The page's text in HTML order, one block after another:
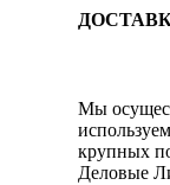
Мы
крупных
Деловые